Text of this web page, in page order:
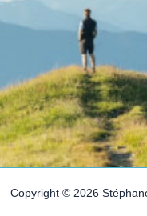
Copyright © 2026